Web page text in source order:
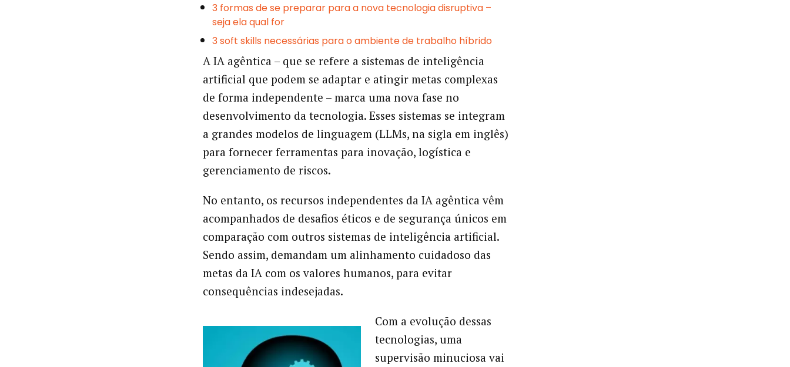
3 formas de se preparar para a nova tecnologia disruptiva –
seja ela qual for
3 soft skills necessárias para o ambiente de trabalho híbrido
A IA agêntica – que se refere a sistemas de inteligência
artificial que podem se adaptar e atingir metas complexas
de forma independente – marca uma nova fase no
desenvolvimento da tecnologia. Esses sistemas se integram
a grandes modelos de linguagem (LLMs, na sigla em inglês)
para fornecer ferramentas para inovação, logística e
gerenciamento de riscos.
No entanto, os recursos independentes da IA agêntica vêm
acompanhados de desafios éticos e de segurança únicos em
comparação com outros sistemas de inteligência artificial.
Sendo assim, demandam um alinhamento cuidadoso das
metas da IA com os valores humanos, para evitar
consequências indesejadas.
Com a evolução dessas
tecnologias, uma
supervisão minuciosa vai